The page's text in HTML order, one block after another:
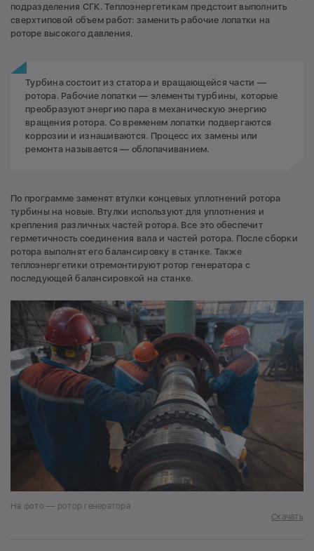
подразделения СГК. Теплоэнергетикам предстоит выполнить
сверхтиповой объем работ: заменить рабочие лопатки на
роторе высокого давления.
Турбина состоит из статора и вращающейся части —
ротора. Рабочие лопатки — элементы турбины, которые
преобразуют энергию пара в механическую энергию
вращения ротора. Со временем лопатки подвергаются
коррозии и изнашиваются. Процесс их замены или
ремонта называется — облопачиванием.
По программе заменят втулки концевых уплотнений ротора
турбины на новые. Втулки используют для уплотнения и
крепления различных частей ротора. Все это обеспечит
герметичность соединения вала и частей ротора. После сборки
ротора выполнят его балансировку в станке. Также
теплоэнергетики отремонтируют ротор генератора с
последующей балансировкой на станке.
На фото — ротор генератора
Скачать